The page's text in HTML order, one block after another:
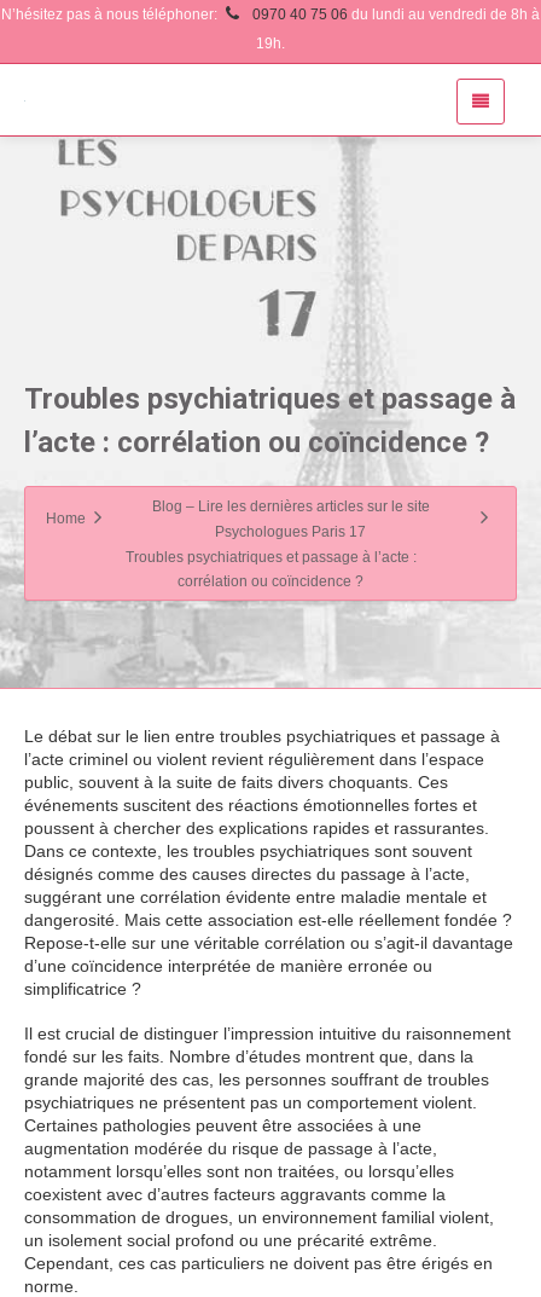
N’hésitez pas à nous téléphoner: 0970 40 75 06 du lundi au vendredi de 8h à
19h.
Troubles psychiatriques et passage à
l’acte : corrélation ou coïncidence ?
Home
Blog – Lire les dernières articles sur le site
Psychologues Paris 17
Troubles psychiatriques et passage à l’acte :
corrélation ou coïncidence ?
Le débat sur le lien entre troubles psychiatriques et passage à
l’acte criminel ou violent revient régulièrement dans l’espace
public, souvent à la suite de faits divers choquants. Ces
événements suscitent des réactions émotionnelles fortes et
poussent à chercher des explications rapides et rassurantes.
Dans ce contexte, les troubles psychiatriques sont souvent
désignés comme des causes directes du passage à l’acte,
suggérant une corrélation évidente entre maladie mentale et
dangerosité. Mais cette association est-elle réellement fondée ?
Repose-t-elle sur une véritable corrélation ou s’agit-il davantage
d’une coïncidence interprétée de manière erronée ou
simplificatrice ?
Il est crucial de distinguer l’impression intuitive du raisonnement
fondé sur les faits. Nombre d’études montrent que, dans la
grande majorité des cas, les personnes souffrant de troubles
psychiatriques ne présentent pas un comportement violent.
Certaines pathologies peuvent être associées à une
augmentation modérée du risque de passage à l’acte,
notamment lorsqu’elles sont non traitées, ou lorsqu’elles
coexistent avec d’autres facteurs aggravants comme la
consommation de drogues, un environnement familial violent,
un isolement social profond ou une précarité extrême.
Cependant, ces cas particuliers ne doivent pas être érigés en
norme.